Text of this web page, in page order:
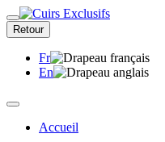
Retour
Fr
En
Accueil